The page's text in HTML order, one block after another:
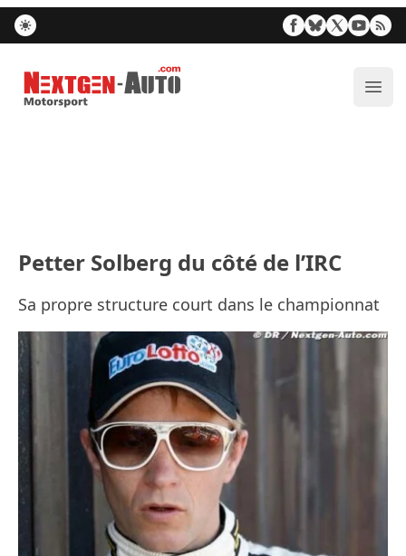
Nextgen-Auto.com
Petter Solberg du côté de l’IRC
Sa propre structure court dans le championnat